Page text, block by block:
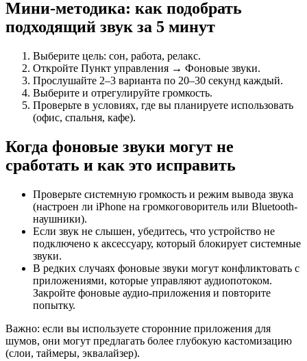
Мини-методика: как подобрать
подходящий звук за 5 минут
Выберите цель: сон, работа, релакс.
Откройте Пункт управления → Фоновые звуки.
Прослушайте 2–3 варианта по 20–30 секунд каждый.
Выберите и отрегулируйте громкость.
Проверьте в условиях, где вы планируете использовать
(офис, спальня, кафе).
Когда фоновые звуки могут не
сработать и как это исправить
Проверьте системную громкость и режим вывода звука
(настроен ли iPhone на громкоговоритель или Bluetooth-
наушники).
Если звук не слышен, убедитесь, что устройство не
подключено к аксессуару, который блокирует системные
звуки.
В редких случаях фоновые звуки могут конфликтовать с
приложениями, которые управляют аудиопотоком.
Закройте фоновые аудио-приложения и повторите
попытку.
Важно: если вы используете сторонние приложения для
шумов, они могут предлагать более глубокую кастомизацию
(слои, таймеры, эквалайзер).